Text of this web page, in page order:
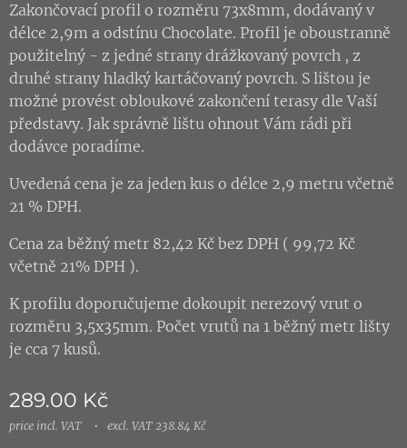
Zakončovací profil o rozměru 73x8mm, dodávaný v
délce 2,9m a odstínu Chocolate. Profil je oboustranně
použitelný - z jedné strany drážkovaný povrch , z
druhé strany hladký kartáčovaný povrch. S lištou je
možné provést obloukové zakončení terasy dle Vaší
představy. Jak správně lištu ohnout Vám rádi při
dodávce poradíme.
Uvedená cena je za jeden kus o délce 2,9 metru včetně
21 % DPH.
Cena za běžný metr 82,42 Kč bez DPH ( 99,72 Kč
včetně 21% DPH ).
K profilu doporučujeme dokoupit nerezový vrut o
rozměru 3,5x35mm. Počet vrutů na 1 běžný metr lišty
je cca 7 kusů.
289.00 Kč
price incl. VAT excl. VAT 238.84 Kč